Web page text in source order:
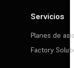
Servicios
Planes de
Factory